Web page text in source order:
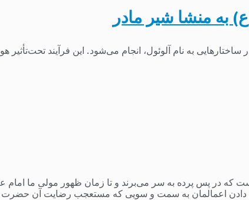
به منشا شیر مادر
ساختارهایی به نام آلوئول، انجام می‌شود. این فرآیند
که در پس پرده به سر می‌برند و تا زمان ظهور مولی ما امام
اعمالمان به سمت و سویی که مستعجب رضایت آن حضرت